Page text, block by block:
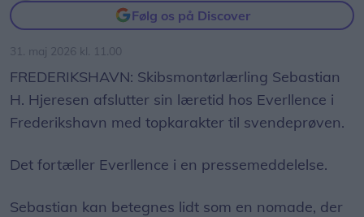
Følg os på Discover
31. maj 2026 kl. 11.00
FREDERIKSHAVN: Skibsmontørlærling Sebastian
H. Hjeresen afslutter sin læretid hos Everllence i
Frederikshavn med topkarakter til svendeprøven.
Det fortæller Everllence i en pressemeddelelse.
Sebastian kan betegnes lidt som en nomade, der